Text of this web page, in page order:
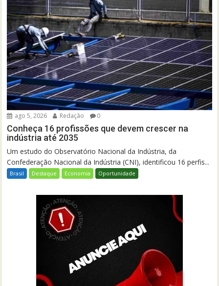
ago 5, 2026 Redação 0
Conheça 16 profissões que devem crescer na
indústria até 2035
Um estudo do Observatório Nacional da Indústria, da
Confederação Nacional da Indústria (CNI), identificou 16 perfis...
Brasil Destaque Economia Oportunidade